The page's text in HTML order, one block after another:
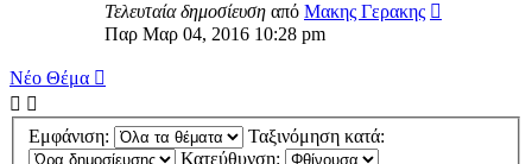
Τελευταία δημοσίευση από Μακης Γερακης
Παρ Μαρ 04, 2016 10:28 pm
Νέο Θέμα
Εμφάνιση:
Ταξινόμηση κατά:
Κατεύθυνση: